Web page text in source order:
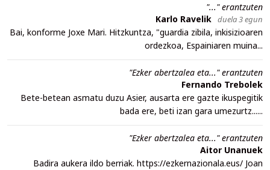
"..." erantzuten
Karlo Ravelik duela 3 egun
Bai, konforme Joxe Mari. Hitzkuntza, "guardia zibila, inkisizioaren
ordezkoa, Espainiaren muina...
"Ezker abertzalea eta..." erantzuten
Fernando Trebolek
Bete-betean asmatu duzu Asier, ausarta ere gazte ikuspegitik
bada ere, beti izan gara umezurtz......
"Ezker abertzalea eta..." erantzuten
Aitor Unanuek
Badira aukera ildo berriak. https://ezkernazionala.eus/ Joan